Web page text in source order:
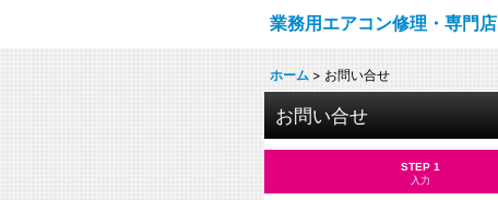
業務用エアコン修理・専門店
ホーム > お問い合せ
お問い合せ
STEP 1
入力